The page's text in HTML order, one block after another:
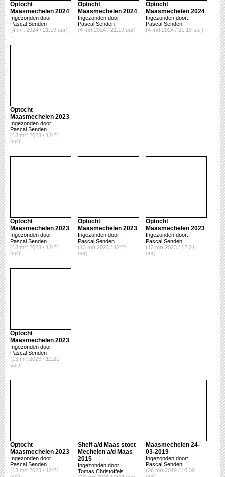
Optocht
Maasmechelen 2024
Ingezonden door:
Pascal Senden
(4 mrt 2024 / 21:19 uur)
Optocht
Maasmechelen 2024
Ingezonden door:
Pascal Senden
(4 mrt 2024 / 21:19 uur)
Optocht
Maasmechelen 2024
Ingezonden door:
Pascal Senden
(4 mrt 2024 / 21:19 uur)
Optocht
Maasmechelen 2023
Ingezonden door:
Pascal Senden
(13 mrt 2023 / 12:21
uur)
Optocht
Maasmechelen 2023
Ingezonden door:
Pascal Senden
(13 mrt 2023 / 12:21
uur)
Optocht
Maasmechelen 2023
Ingezonden door:
Pascal Senden
(13 mrt 2023 / 12:21
uur)
Optocht
Maasmechelen 2023
Ingezonden door:
Pascal Senden
(13 mrt 2023 / 12:21
uur)
Optocht
Maasmechelen 2023
Ingezonden door:
Pascal Senden
(13 mrt 2023 / 12:21
uur)
Optocht
Maasmechelen 2023
Ingezonden door:
Pascal Senden
(13 mrt 2023 / 12:21
Sheif a/d Maas stoet
Mechelen a/d Maas
2015
Ingezonden door:
Tomas Christoffels
Maasmechelen 24-
03-2019
Ingezonden door:
Pascal Senden
(26 mrt 2019 / 10:30